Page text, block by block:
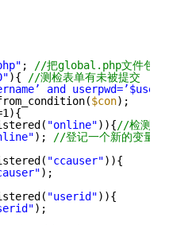
;
//把global.php文件包含
){
//测检表单有未被提交
and
$con);
"online")){//检测是
);
//登记一个新的变量为
"ccauser")){
);
"userid")){
);